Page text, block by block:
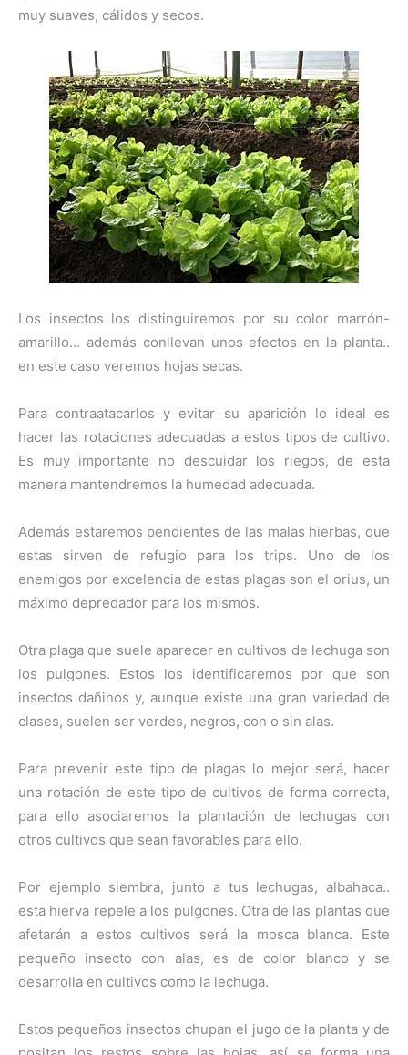
muy suaves, cálidos y secos.
Los insectos los distinguiremos por su color marrón-
amarillo… además conllevan unos efectos en la planta..
en este caso veremos hojas secas.
Para contraatacarlos y evitar su aparición lo ideal es
hacer las rotaciones adecuadas a estos tipos de cultivo.
Es muy importante no descuidar los riegos, de esta
manera mantendremos la humedad adecuada.
Además estaremos pendientes de las malas hierbas, que
estas sirven de refugio para los trips. Uno de los
enemigos por excelencia de estas plagas son el orius, un
máximo depredador para los mismos.
Otra plaga que suele aparecer en cultivos de lechuga son
los pulgones. Estos los identificaremos por que son
insectos dañinos y, aunque existe una gran variedad de
clases, suelen ser verdes, negros, con o sin alas.
Para prevenir este tipo de plagas lo mejor será, hacer
una rotación de este tipo de cultivos de forma correcta,
para ello asociaremos la plantación de lechugas con
otros cultivos que sean favorables para ello.
Por ejemplo siembra, junto a tus lechugas, albahaca..
esta hierva repele a los pulgones. Otra de las plantas que
afetarán a estos cultivos será la mosca blanca. Este
pequeño insecto con alas, es de color blanco y se
desarrolla en cultivos como la lechuga.
Estos pequeños insectos chupan el jugo de la planta y de